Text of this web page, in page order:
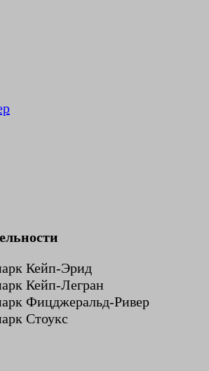
Кейп-Эрид
Кейп-Легран
Фицджеральд-Ривер
Стоукс